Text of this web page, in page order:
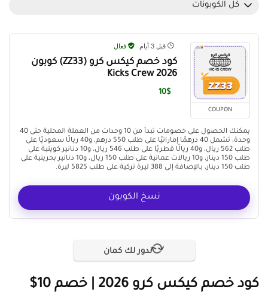
كل الكوبونات
COUPON
قبل 3 أيام فعال
كود خصم كيكس كرو (ZZ33) كوبون
Kicks Crew 2026
10$
يمكنك الحصول على خصومات تبدأ من 10 وحدات من العملة المحلية حتى 40
وحدة، تشمل 40 درهمًا إماراتيًا على طلب 550 درهم، و40 ريالًا سعوديًا على
طلب 562 ريال، و40 ريالًا قطريًا على طلب 546 ريال، و10 دنانير كويتية على
طلب 150 دينار، و10 ريالات عمانية على طلب 150 ريال، و10 دنانير بحرينية على
طلب 150 دينار، بالإضافة إلى 388 ليرة تركية على طلب 5825 ليرة.
نسخ الكوبون
ندور لك كمان
كود خصم كيكس كرو 2026 | خصم
10$